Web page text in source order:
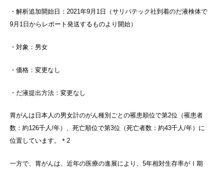
・解析追加開始日：2021年9月1日（サリバテック社到着のだ液検体で
9月1日からレポート発送するものより開始）
・対象：男女
・価格：変更なし
・だ液提出方法：変更なし
胃がんは日本人の男女計のがん種別ごとの罹患順位で第2位（罹患者
数：約126千人/年）、死亡順位で第3位（死亡者数：約43千人/年）に
位置しています。＊2
一方で、胃がんは、近年の医療の進展により、5年相対生存率がⅠ期